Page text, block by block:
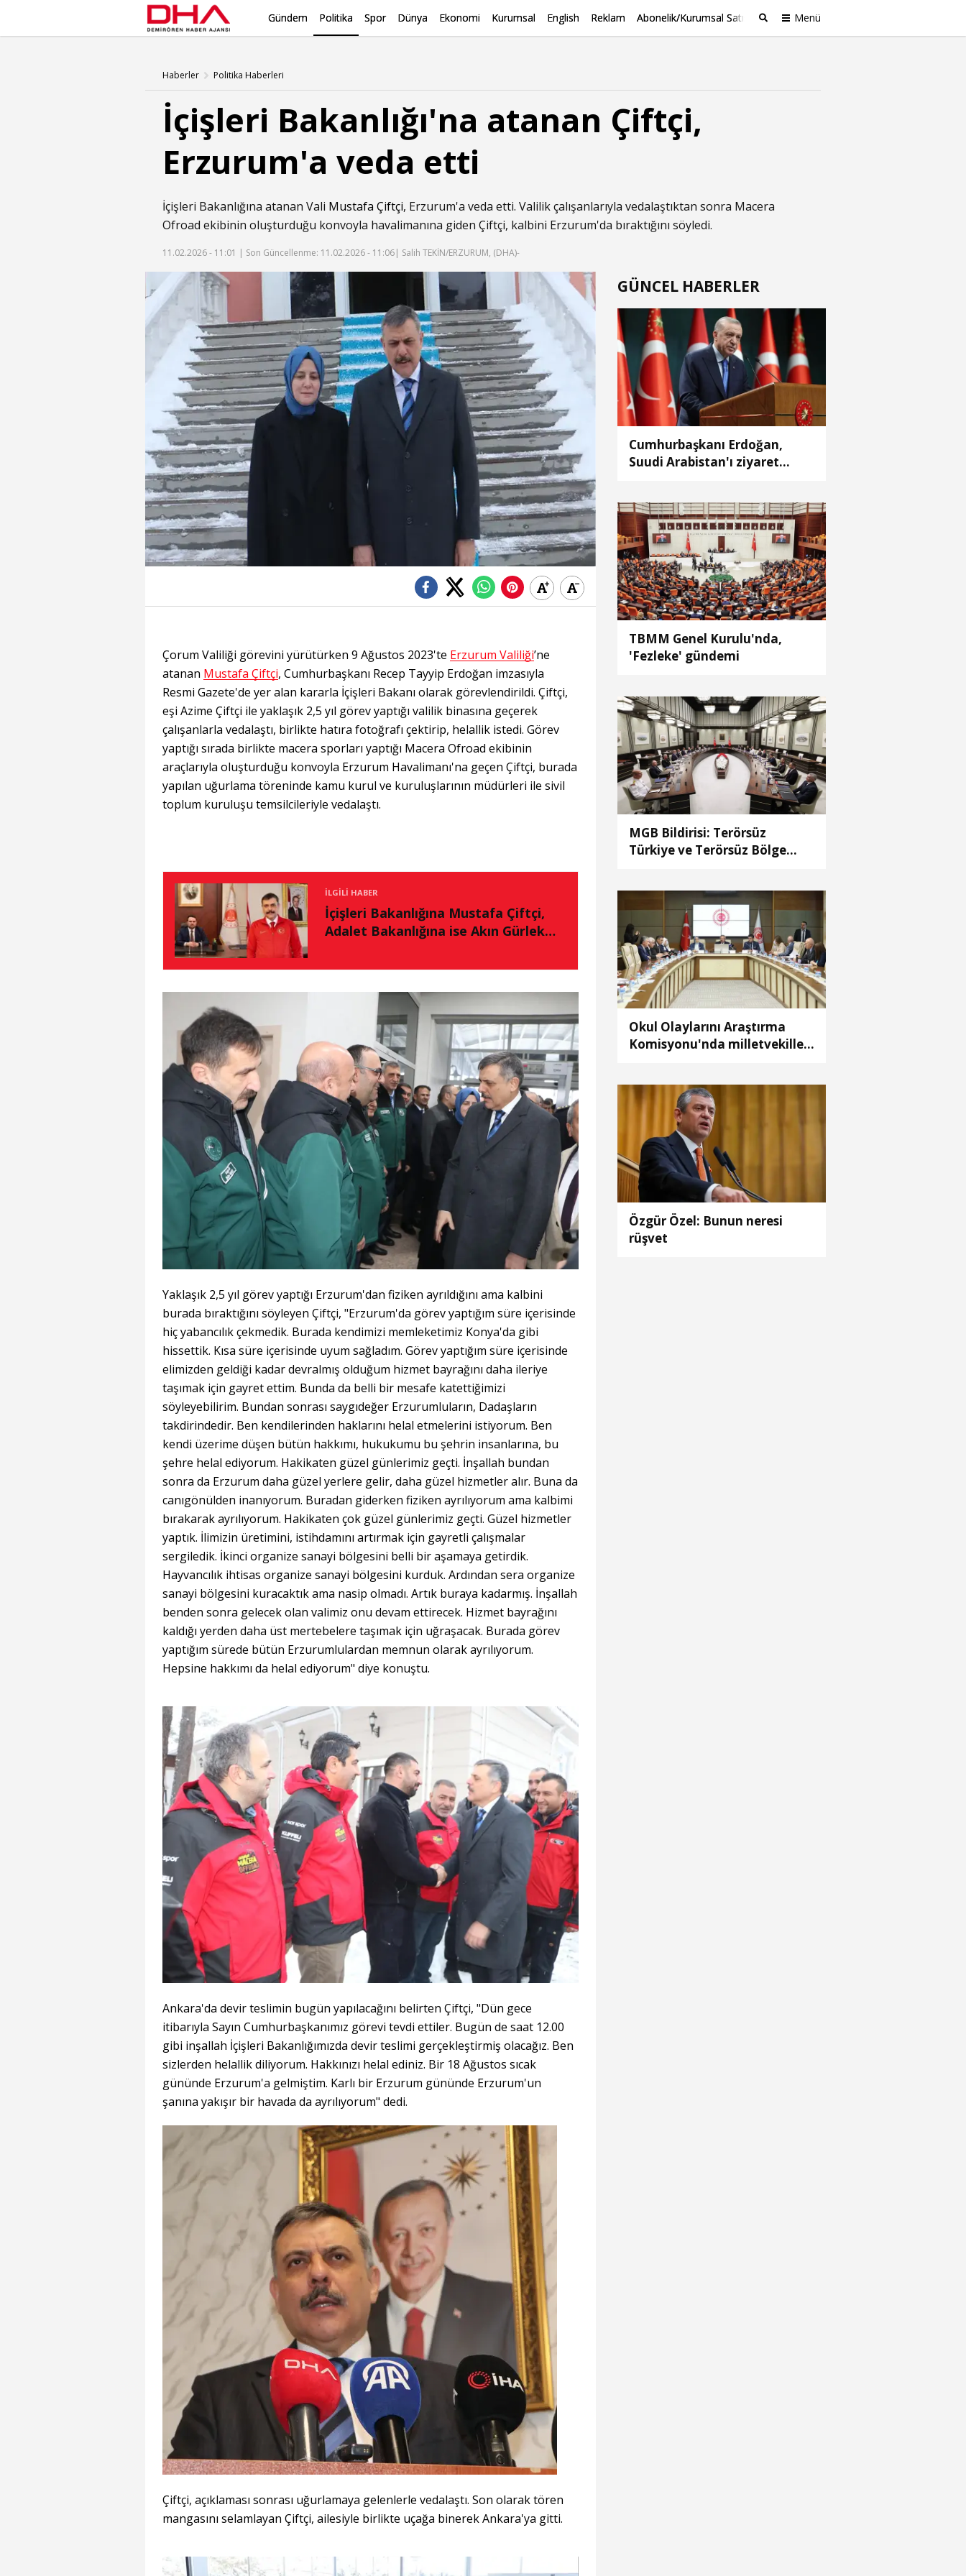
Gündem Politika Spor Dünya Ekonomi Kurumsal English Reklam Abonelik/Kurumsal Satış Menü
Haberler Politika Haberleri
İçişleri Bakanlığı'na atanan Çiftçi,
Erzurum'a veda etti
İçişleri Bakanlığına atanan Vali Mustafa Çiftçi, Erzurum'a veda etti. Valilik çalışanlarıyla vedalaştıktan sonra Macera
Ofroad ekibinin oluşturduğu konvoyla havalimanına giden Çiftçi, kalbini Erzurum'da bıraktığını söyledi.
11.02.2026 - 11:01 | Son Güncellenme: 11.02.2026 - 11:06| Salih TEKİN/ERZURUM, (DHA)-
Çorum Valiliği görevini yürütürken 9 Ağustos 2023'te Erzurum Valiliği’ne
atanan Mustafa Çiftçi, Cumhurbaşkanı Recep Tayyip Erdoğan imzasıyla
Resmi Gazete'de yer alan kararla İçişleri Bakanı olarak görevlendirildi. Çiftçi,
eşi Azime Çiftçi ile yaklaşık 2,5 yıl görev yaptığı valilik binasına geçerek
çalışanlarla vedalaştı, birlikte hatıra fotoğrafı çektirip, helallik istedi. Görev
yaptığı sırada birlikte macera sporları yaptığı Macera Ofroad ekibinin
araçlarıyla oluşturduğu konvoyla Erzurum Havalimanı'na geçen Çiftçi, burada
yapılan uğurlama töreninde kamu kurul ve kuruluşlarının müdürleri ile sivil
toplum kuruluşu temsilcileriyle vedalaştı.
İLGILI HABER
İçişleri Bakanlığına Mustafa Çiftçi,
Adalet Bakanlığına ise Akın Gürlek
Yaklaşık 2,5 yıl görev yaptığı Erzurum'dan fiziken ayrıldığını ama kalbini
burada bıraktığını söyleyen Çiftçi, "Erzurum'da görev yaptığım süre içerisinde
hiç yabancılık çekmedik. Burada kendimizi memleketimiz Konya'da gibi
hissettik. Kısa süre içerisinde uyum sağladım. Görev yaptığım süre içerisinde
elimizden geldiği kadar devralmış olduğum hizmet bayrağını daha ileriye
taşımak için gayret ettim. Bunda da belli bir mesafe katettiğimizi
söyleyebilirim. Bundan sonrası saygıdeğer Erzurumluların, Dadaşların
takdirindedir. Ben kendilerinden haklarını helal etmelerini istiyorum. Ben
kendi üzerime düşen bütün hakkımı, hukukumu bu şehrin insanlarına, bu
şehre helal ediyorum. Hakikaten güzel günlerimiz geçti. İnşallah bundan
sonra da Erzurum daha güzel yerlere gelir, daha güzel hizmetler alır. Buna da
canıgönülden inanıyorum. Buradan giderken fiziken ayrılıyorum ama kalbimi
bırakarak ayrılıyorum. Hakikaten çok güzel günlerimiz geçti. Güzel hizmetler
yaptık. İlimizin üretimini, istihdamını artırmak için gayretli çalışmalar
sergiledik. İkinci organize sanayi bölgesini belli bir aşamaya getirdik.
Hayvancılık ihtisas organize sanayi bölgesini kurduk. Ardından sera organize
sanayi bölgesini kuracaktık ama nasip olmadı. Artık buraya kadarmış. İnşallah
benden sonra gelecek olan valimiz onu devam ettirecek. Hizmet bayrağını
kaldığı yerden daha üst mertebelere taşımak için uğraşacak. Burada görev
yaptığım sürede bütün Erzurumlulardan memnun olarak ayrılıyorum.
Hepsine hakkımı da helal ediyorum" diye konuştu.
Ankara'da devir teslimin bugün yapılacağını belirten Çiftçi, "Dün gece
itibarıyla Sayın Cumhurbaşkanımız görevi tevdi ettiler. Bugün de saat 12.00
gibi inşallah İçişleri Bakanlığımızda devir teslimi gerçekleştirmiş olacağız. Ben
sizlerden helallik diliyorum. Hakkınızı helal ediniz. Bir 18 Ağustos sıcak
gününde Erzurum'a gelmiştim. Karlı bir Erzurum gününde Erzurum'un
şanına yakışır bir havada da ayrılıyorum" dedi.
Çiftçi, açıklaması sonrası uğurlamaya gelenlerle vedalaştı. Son olarak tören
mangasını selamlayan Çiftçi, ailesiyle birlikte uçağa binerek Ankara'ya gitti.
GÜNCEL HABERLER
Cumhurbaşkanı Erdoğan,
Suudi Arabistan'ı ziyaret
TBMM Genel Kurulu'nda,
'Fezleke' gündemi
MGB Bildirisi: Terörsüz
Türkiye ve Terörsüz Bölge
Okul Olaylarını Araştırma
Komisyonu'nda milletvekilleri
Özgür Özel: Bunun neresi
rüşvet